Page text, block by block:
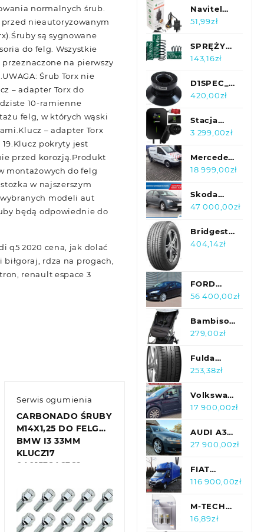
normalnych śrub.
nieautoryzowanym
są sygnowane
do felg. Wszystkie
na pierwszy
Śrub Torx nie
– adapter Torx do
10-ramienne
felg, w których wąski
– adapter Torx
pokryty jest
przed korozją.Produkt
montażowych do felg
w najszerszym
wybranych modeli aut
będą odpowiednie do
q5 2020 cena, jak dolać
rdza na progach,
renault espace 3
Serwis ogumienia
CARBONADO ŚRUBY
M14X1,25 DO FELG
BMW I3 33MM
KLUCZ17
040153846369
/
Navitel
Smart
51,99zł
SPRĘŻYNA
ZAWIESZENIA
OPEL
ASTRA F
1,4 / 1,6
KAYABA
143,16zł
D1SPEC_F
NABA
D1SPEC
BMW E36
5903713141891
420,00zł
Stacja
ładowania
elektrycznych
Green
kW RFID
kabel
3 299,00zł
Mercedes
Vito 111
18 999,00zł
Skoda
Rapid 1.0
Polska, 1.
Właściciel
47 000,00zł
Bridgestone
ALENZA1
404,14zł
FORD
FOSUS 1,6
56 400,00zł
Bambisol
Yuko 2
Spacerowy
279,00zł
Fulda
Ecocontrolhp
91H
253,38zł
Volkswagen
Touran
KM B+GAZ
klima
17 900,00zł
AUDI A3
ABT/// S
1.6TDI
105KM z
27 900,00zł
FIAT
DUCATO
10 PALET
WEBASTO
116 900,00zł
M-TECH
2X OSRAM
16,89zł